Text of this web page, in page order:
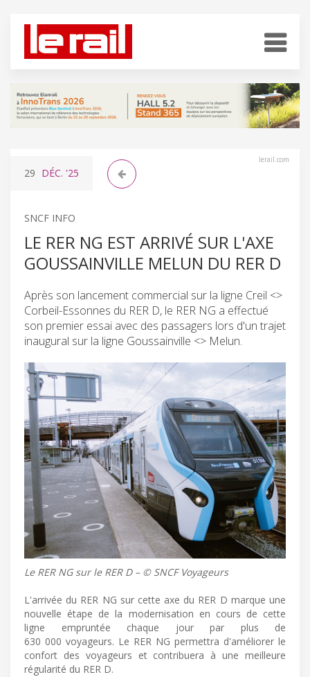
lerail.com
29 DÉC. '25
SNCF INFO
LE RER NG EST ARRIVÉ SUR L'AXE
GOUSSAINVILLE MELUN DU RER D
Après son lancement commercial sur la ligne Creil <>
Corbeil-Essonnes du RER D, le RER NG a effectué
son premier essai avec des passagers lors d'un trajet
inaugural sur la ligne Goussainville <> Melun.
Le RER NG sur le RER D – © SNCF Voyageurs
L'arrivée du RER NG sur cette axe du RER D marque une
nouvelle étape de la modernisation en cours de cette
ligne empruntée chaque jour par plus de
630 000 voyageurs. Le RER NG permettra d'améliorer le
confort des voyageurs et contribuera à une meilleure
régularité du RER D.